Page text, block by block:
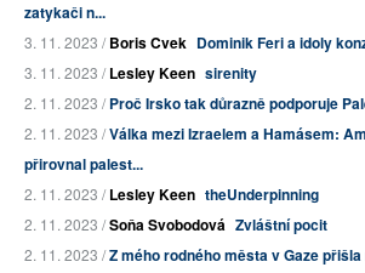
zatykači n...
3. 11. 2023 /Boris Cvek Dominik Feri a idoly
3. 11. 2023 /Lesley Keen sirenity
2. 11. 2023 /Proč Irsko tak důrazně podporuje
2. 11. 2023 /Válka mezi Izraelem a Hamásem:
přirovnal palest...
2. 11. 2023 /Lesley Keen theUnderpinning
2. 11. 2023 /Soňa Svobodová Zvláštní pocit
2. 11. 2023 /Z mého rodného města v Gaze